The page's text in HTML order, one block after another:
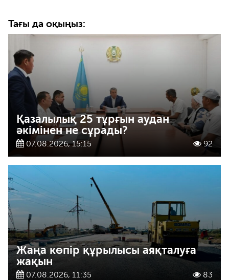
Тағы да оқыңыз:
Қазалылық 25 тұрғын аудан
әкімінен не сұрады?
07.08.2026, 15:15 92
Жаңа көпір құрылысы аяқталуға
жақын
07.08.2026, 11:35 83